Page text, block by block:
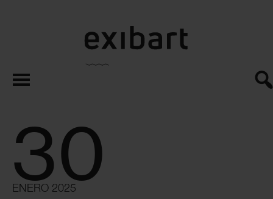
exibart.es
30
ENERO 2025